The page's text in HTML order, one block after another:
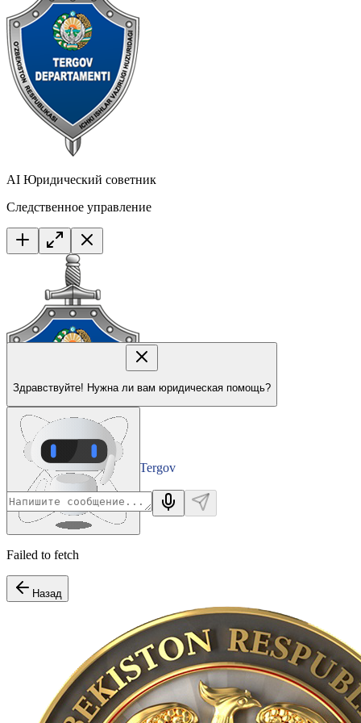
AI Юридический советник
Следственное управление
Tergov
Departamenti
Здравствуйте! Нужна ли вам юридическая помощь?
Failed to fetch
Назад